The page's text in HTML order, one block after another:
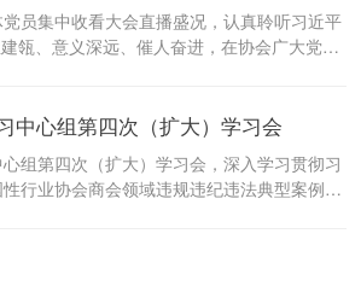
，坚持不懈用党的创新理论凝心铸魂，...
员集中收看大会直播盛况，认真聆听习近平
瓴、意义深远、催人奋进，在协会广大党员
中心组第四次（扩大）学习会
组第四次（扩大）学习会，深入学习贯彻习
行业协会商会领域违规违纪违法典型案例，
要把学习贯彻习近平党建思想同学习贯彻习